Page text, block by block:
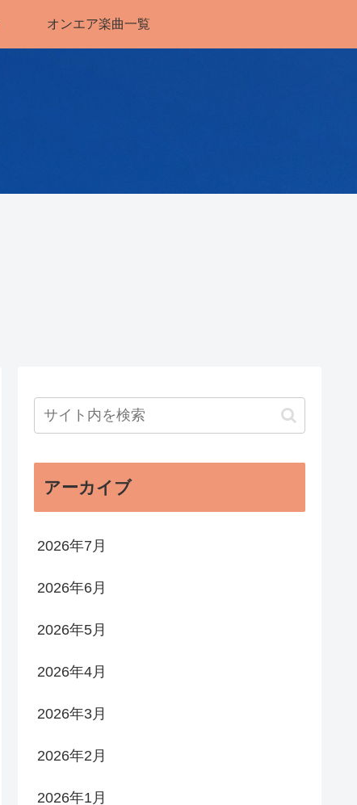
オンエア楽曲一覧
アーカイブ
2026年7月
2026年6月
2026年5月
2026年4月
2026年3月
2026年2月
2026年1月